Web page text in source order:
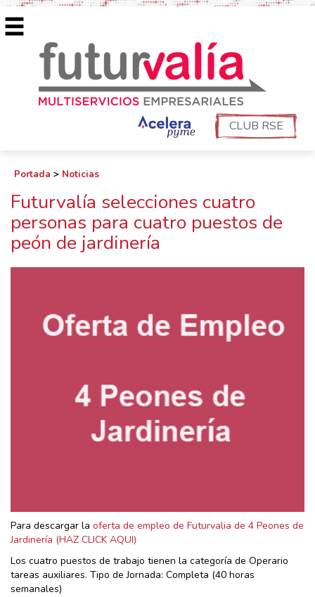
CLUB RSE
Portada > Noticias
Futurvalía selecciones cuatro
personas para cuatro puestos de
peón de jardinería
Para descargar la oferta de empleo de Futurvalia de 4 Peones de
Jardinería (HAZ CLICK AQUI)
Los cuatro puestos de trabajo tienen la categoría de Operario
tareas auxiliares. Tipo de Jornada: Completa (40 horas
semanales)